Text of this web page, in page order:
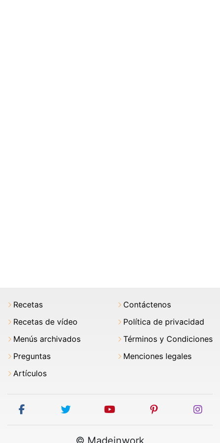
Recetas
Recetas de vídeo
Menús archivados
Preguntas
Artículos
Contáctenos
Política de privacidad
Términos y Condiciones
Menciones legales
facebook twitter youtube pinterest
© Madeinwork